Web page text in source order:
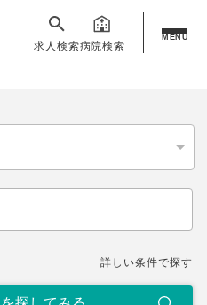
求人検索病院検索
MENU
詳しい条件で探す